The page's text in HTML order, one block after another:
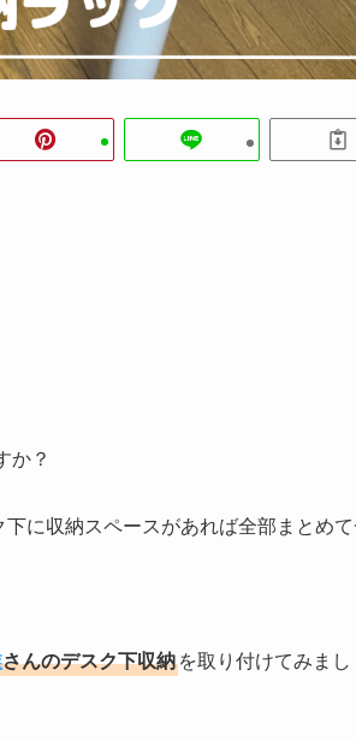
か？
下に収納スペースがあれば全部まとめ
さんのデスク下収納を取り付けてみまし